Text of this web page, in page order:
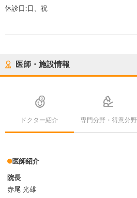
休診日:日、祝
医師・施設情報
ドクター紹介 専門分野・得意分野
医師紹介
院長
赤尾 光雄